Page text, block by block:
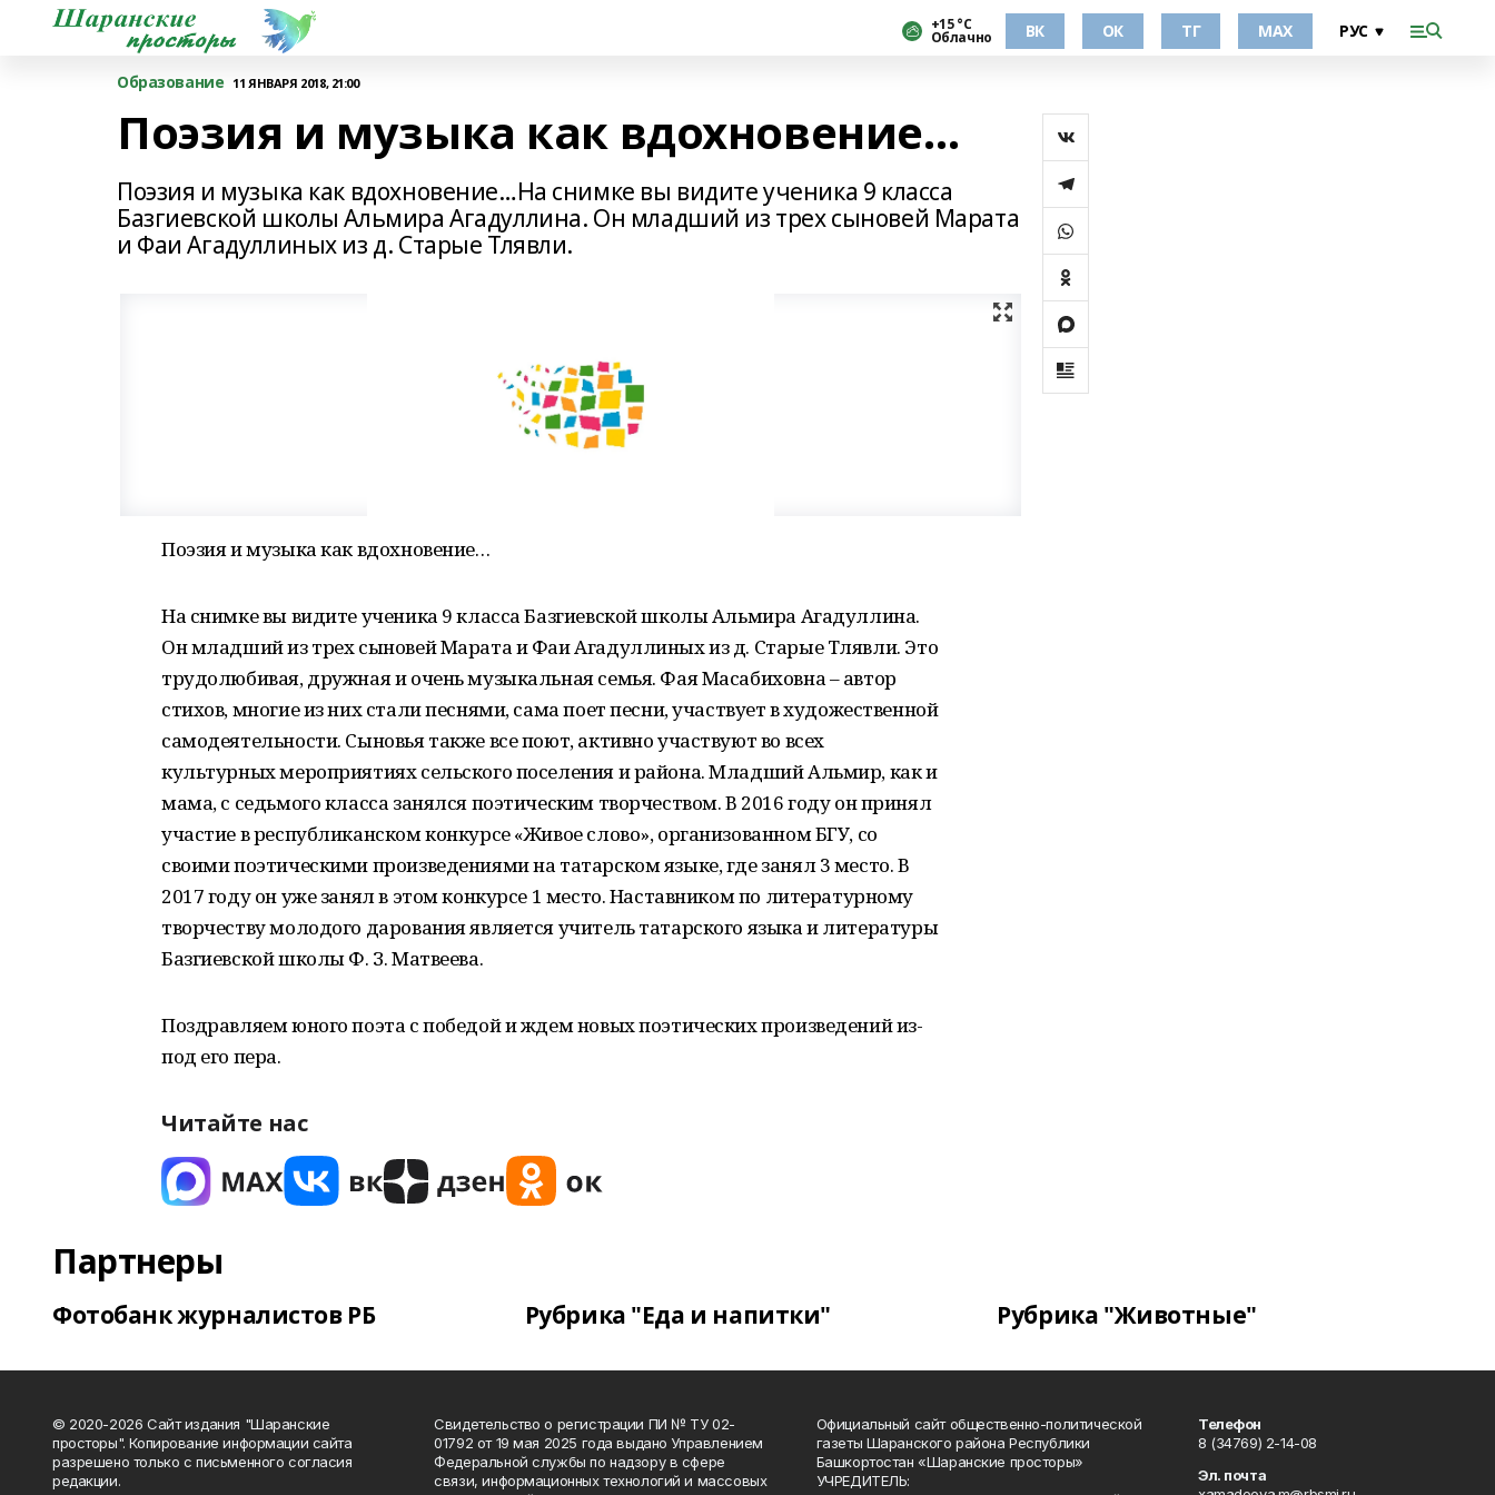
+15 °С
Облачно ВК ОК ТГ МАХ
Образование 11 ЯНВАРЯ 2018, 21:00
Поэзия и музыка как вдохновение…
Поэзия и музыка как вдохновение…На снимке вы видите ученика 9 класса
Базгиевской школы Альмира Агадуллина. Он младший из трех сыновей Марата
и Фаи Агадуллиных из д. Старые Тлявли.
Поэзия и музыка как вдохновение…
На снимке вы видите ученика 9 класса Базгиевской школы Альмира Агадуллина.
Он младший из трех сыновей Марата и Фаи Агадуллиных из д. Старые Тлявли. Это
трудолюбивая, дружная и очень музыкальная семья. Фая Масабиховна – автор
стихов, многие из них стали песнями, сама поет песни, участвует в художественной
самодеятельности. Сыновья также все поют, активно участвуют во всех
культурных мероприятиях сельского поселения и района. Младший Альмир, как и
мама, с седьмого класса занялся поэтическим творчеством. В 2016 году он принял
участие в республиканском конкурсе «Живое слово», организованном БГУ, со
своими поэтическими произведениями на татарском языке, где занял 3 место. В
2017 году он уже занял в этом конкурсе 1 место. Наставником по литературному
творчеству молодого дарования является учитель татарского языка и литературы
Базгиевской школы Ф. З. Матвеева.
Поздравляем юного поэта с победой и ждем новых поэтических произведений из-
под его пера.
Читайте нас
Партнеры
Фотобанк журналистов РБ Рубрика "Еда и напитки" Рубрика "Животные"
© 2020-2026 Сайт издания "Шаранские
просторы". Копирование информации сайта
разрешено только с письменного согласия
редакции.
Свидетельство о регистрации ПИ № ТУ 02-
01792 от 19 мая 2025 года выдано Управлением
Федеральной службы по надзору в сфере
связи, информационных технологий и массовых
Официальный сайт общественно-политической
газеты Шаранского района Республики
Башкортостан «Шаранские просторы»
УЧРЕДИТЕЛЬ:
Телефон
8 (34769) 2-14-08
Эл. почта